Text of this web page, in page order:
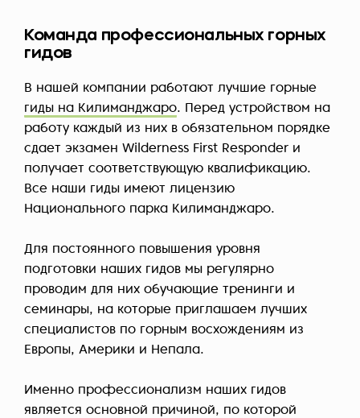
Команда профессиональных горных
гидов
В нашей компании работают лучшие горные
гиды на Килиманджаро. Перед устройством на
работу каждый из них в обязательном порядке
сдает экзамен Wilderness First Responder и
получает соответствующую квалификацию.
Все наши гиды имеют лицензию
Национального парка Килиманджаро.
Для постоянного повышения уровня
подготовки наших гидов мы регулярно
проводим для них обучающие тренинги и
семинары, на которые приглашаем лучших
специалистов по горным восхождениям из
Европы, Америки и Непала.
Именно профессионализм наших гидов
является основной причиной, по которой